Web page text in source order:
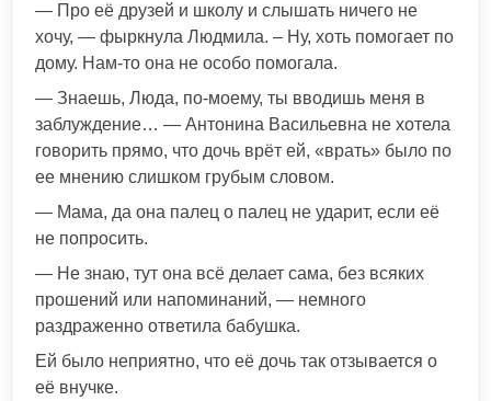
— Про её друзей и школу и слышать ничего не
хочу, — фыркнула Людмила. – Ну, хоть помогает по
дому. Нам-то она не особо помогала.
— Знаешь, Люда, по-моему, ты вводишь меня в
заблуждение… — Антонина Васильевна не хотела
говорить прямо, что дочь врёт ей, «врать» было по
ее мнению слишком грубым словом.
— Мама, да она палец о палец не ударит, если её
не попросить.
— Не знаю, тут она всё делает сама, без всяких
прошений или напоминаний, — немного
раздраженно ответила бабушка.
Ей было неприятно, что её дочь так отзывается о
её внучке.